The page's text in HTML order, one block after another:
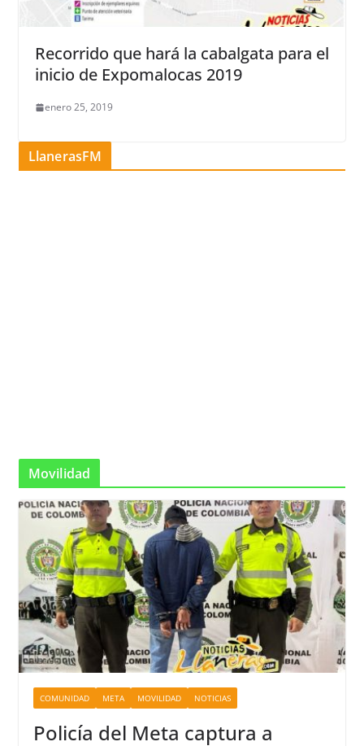
Recorrido que hará la cabalgata para el
inicio de Expomalocas 2019
enero 25, 2019
LlanerasFM
Movilidad
COMUNIDAD META MOVILIDAD NOTICIAS
Policía del Meta captura a